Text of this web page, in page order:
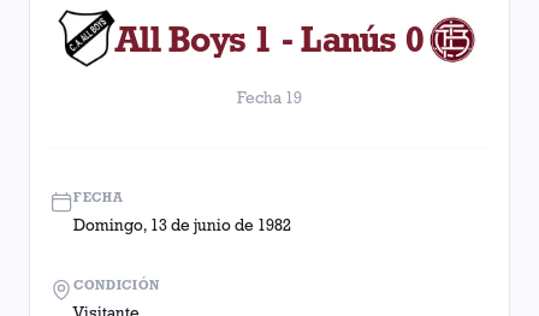
All Boys 1 - Lanús 0
Fecha 19
FECHA
Domingo, 13 de junio de 1982
CONDICIÓN